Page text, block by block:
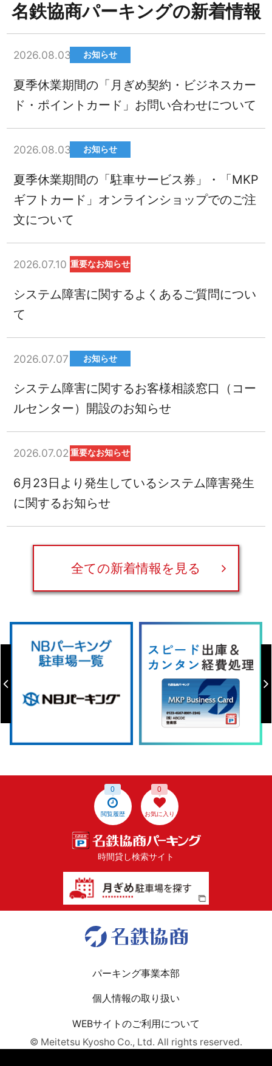
名鉄協商パーキングの新着情報
2026.08.03 お知らせ
夏季休業期間の「月ぎめ契約・ビジネスカー
ド・ポイントカード」お問い合わせについて
2026.08.03 お知らせ
夏季休業期間の「駐車サービス券」・「MKP
ギフトカード」オンラインショップでのご注
文について
2026.07.10 重要なお知らせ
システム障害に関するよくあるご質問につい
て
2026.07.07 お知らせ
システム障害に関するお客様相談窓口（コー
ルセンター）開設のお知らせ
2026.07.02 重要なお知らせ
6月23日より発生しているシステム障害発生
に関するお知らせ
全ての新着情報を見る
閲覧履歴
0
お気に入り
0
時間貸し検索サイト
パーキング事業本部
個人情報の取り扱い
WEBサイトのご利用について
© Meitetsu Kyosho Co., Ltd. All rights reserved.